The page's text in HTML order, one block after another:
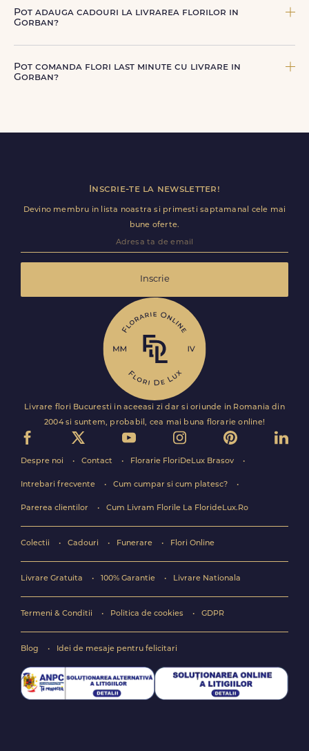
astfel incat poti comanda fara griji.
Pot adauga cadouri la livrarea florilor in
Gorban?
baloane, ursuleti de plus, torturi sau alte produse
premium direct in cosul de cumparaturi.
Pot comanda flori last minute cu livrare in
Gorban?
doar cateva ore.
Inscrie-te la newsletter!
Devino membru in lista noastra si primesti saptamanal cele mai
bune oferte.
Inscrie
Livrare flori Bucuresti in aceeasi zi dar si oriunde in Romania din
2004 si suntem, probabil, cea mai buna florarie online!
Despre noi Contact Florarie FloriDeLux Brasov
Intrebari frecvente Cum cumpar si cum platesc?
Parerea clientilor Cum Livram Florile La FlorideLux.Ro
Colectii Cadouri Funerare Flori Online
Livrare Gratuita 100% Garantie Livrare Nationala
Termeni & Conditii Politica de cookies GDPR
Blog Idei de mesaje pentru felicitari